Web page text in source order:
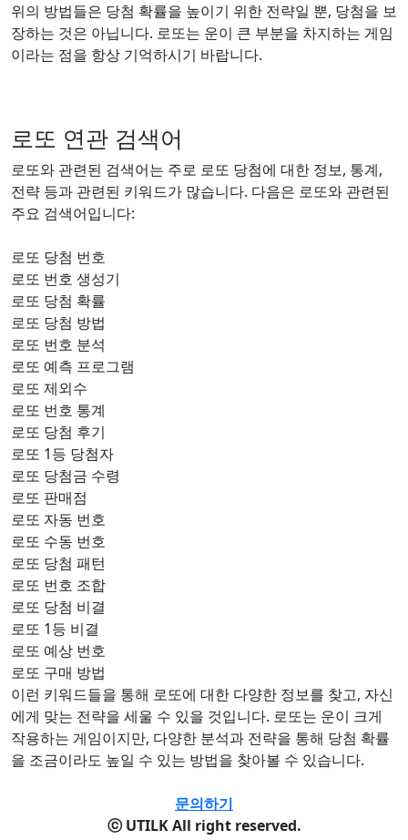
위의 방법들은 당첨 확률을 높이기 위한 전략일 뿐, 당첨을 보
장하는 것은 아닙니다. 로또는 운이 큰 부분을 차지하는 게임
이라는 점을 항상 기억하시기 바랍니다.
로또 연관 검색어
로또와 관련된 검색어는 주로 로또 당첨에 대한 정보, 통계,
전략 등과 관련된 키워드가 많습니다. 다음은 로또와 관련된
주요 검색어입니다:
로또 당첨 번호
로또 번호 생성기
로또 당첨 확률
로또 당첨 방법
로또 번호 분석
로또 예측 프로그램
로또 제외수
로또 번호 통계
로또 당첨 후기
로또 1등 당첨자
로또 당첨금 수령
로또 판매점
로또 자동 번호
로또 수동 번호
로또 당첨 패턴
로또 번호 조합
로또 당첨 비결
로또 1등 비결
로또 예상 번호
로또 구매 방법
이런 키워드들을 통해 로또에 대한 다양한 정보를 찾고, 자신
에게 맞는 전략을 세울 수 있을 것입니다. 로또는 운이 크게
작용하는 게임이지만, 다양한 분석과 전략을 통해 당첨 확률
을 조금이라도 높일 수 있는 방법을 찾아볼 수 있습니다.
문의하기
ⓒ UTILK All right reserved.